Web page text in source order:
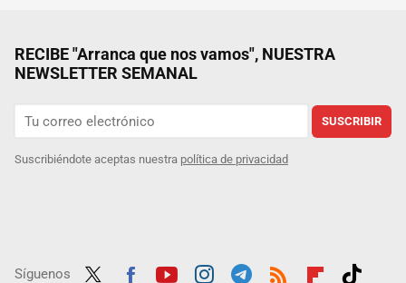
RECIBE "Arranca que nos vamos", NUESTRA
NEWSLETTER SEMANAL
SUSCRIBIR
Suscribiéndote aceptas nuestra política de privacidad
Síguenos